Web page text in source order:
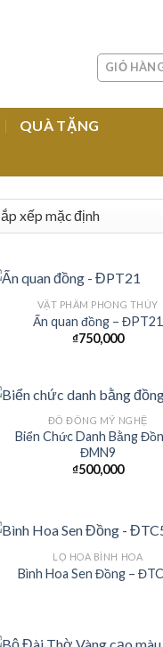
GIỎ
QUÀ TẶNG
VẬT PHẨM PHONG THỦY
Ấn quan đồng – ĐPT21
₫750,000
ĐỒ ĐỒNG MỸ NGHỆ
Biển Chức Danh Bằng
ĐMN9
₫500,000
LỌ HOA BÌNH HOA
Bình Hoa Sen Đồng –